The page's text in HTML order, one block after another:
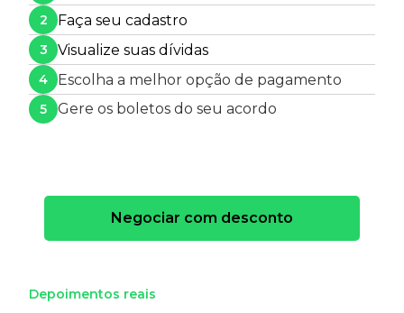
2 Faça seu cadastro
3 Visualize suas dívidas
4 Escolha a melhor opção de pagamento
5 Gere os boletos do seu acordo
Negociar com desconto
Depoimentos reais